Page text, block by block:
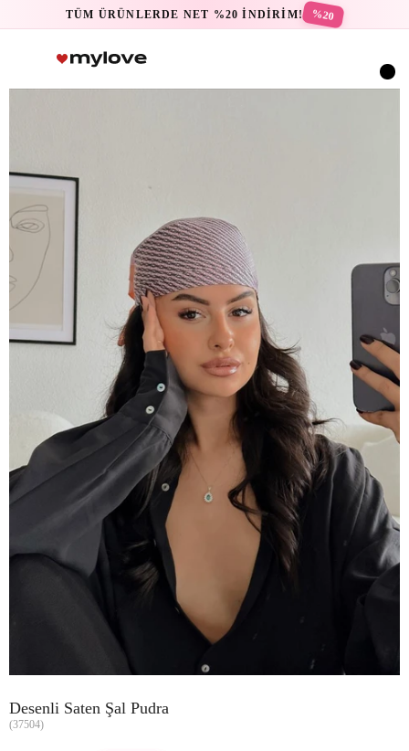
TÜM ÜRÜNLERDE NET %20 İNDİRİM! %20
Desenli Saten Şal Pudra
(37504)